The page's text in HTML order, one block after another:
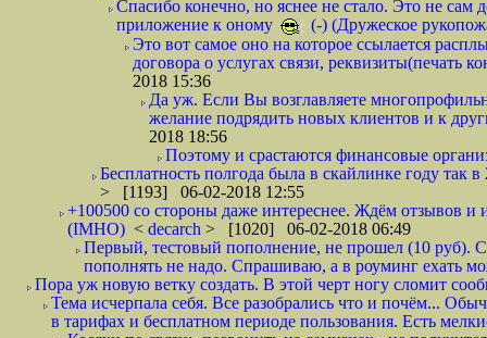
Спасибо конечно, но яснее не стало. Это не сам
приложение к оному
(-) (Дружеское
Это вот самое оно на которое ссылается
договора о услугах связи, реквизиты(печать
2018 15:36
Да уж. Если Вы возглавляете
желание подрядить новых клиентов и к
2018 18:56
Поэтому и срастаются финансовые
Бесплатность полгода была в скайлинке году
> [1193] 06-02-2018 12:55
+100500 со стороны даже интереснее. Ждём отзывов и
(IMHO) < decarch > [1020] 06-02-2018 06:49
Первый, тестовый пополнение, не прошел (10 руб).
пополнять не надо. Спрашиваю, а в роуминг ехать
Пора уж новую ветку создать. В этой черт ногу сломит
Тема исчерпала себя. Все разобрались что и почём...
в тарифах и бесплатном периоде пользования. Есть